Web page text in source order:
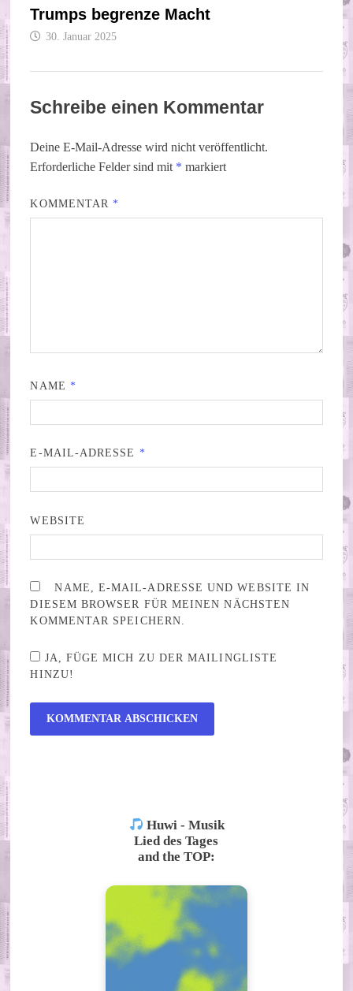
Trumps begrenze Macht
30. Januar 2025
Schreibe einen Kommentar
Deine E-Mail-Adresse wird nicht veröffentlicht.
Erforderliche Felder sind mit * markiert
KOMMENTAR *
NAME *
E-MAIL-ADRESSE *
WEBSITE
NAME, E-MAIL-ADRESSE UND WEBSITE IN
DIESEM BROWSER FÜR MEINEN NÄCHSTEN
KOMMENTAR SPEICHERN.
JA, FÜGE MICH ZU DER MAILINGLISTE
HINZU!
Huwi - Musik
Lied des Tages
and the TOP: